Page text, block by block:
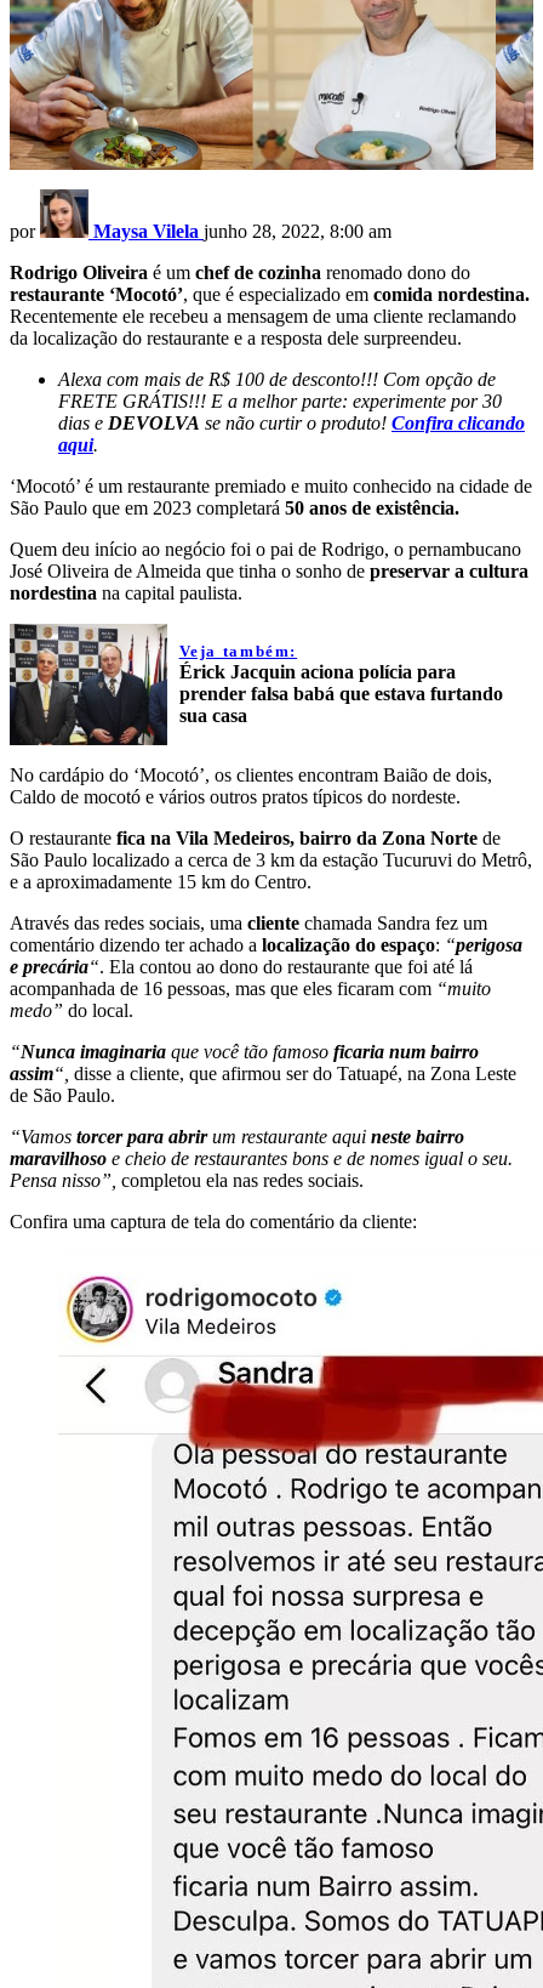
por Maysa Vilela junho 28, 2022, 8:00 am
Rodrigo Oliveira é um chef de cozinha renomado dono do
restaurante ‘Mocotó’, que é especializado em comida nordestina.
Recentemente ele recebeu a mensagem de uma cliente reclamando
da localização do restaurante e a resposta dele surpreendeu.
Alexa com mais de R$ 100 de desconto!!! Com opção de
FRETE GRÁTIS!!! E a melhor parte: experimente por 30
dias e DEVOLVA se não curtir o produto! Confira clicando
aqui.
‘Mocotó’ é um restaurante premiado e muito conhecido na cidade de
São Paulo que em 2023 completará 50 anos de existência.
Quem deu início ao negócio foi o pai de Rodrigo, o pernambucano
José Oliveira de Almeida que tinha o sonho de preservar a cultura
nordestina na capital paulista.
Veja também:
Érick Jacquin aciona polícia para
prender falsa babá que estava furtando
sua casa
No cardápio do ‘Mocotó’, os clientes encontram Baião de dois,
Caldo de mocotó e vários outros pratos típicos do nordeste.
O restaurante fica na Vila Medeiros, bairro da Zona Norte de
São Paulo localizado a cerca de 3 km da estação Tucuruvi do Metrô,
e a aproximadamente 15 km do Centro.
Através das redes sociais, uma cliente chamada Sandra fez um
comentário dizendo ter achado a localização do espaço: “perigosa
e precária“. Ela contou ao dono do restaurante que foi até lá
acompanhada de 16 pessoas, mas que eles ficaram com “muito
medo” do local.
“Nunca imaginaria que você tão famoso ficaria num bairro
assim“, disse a cliente, que afirmou ser do Tatuapé, na Zona Leste
de São Paulo.
“Vamos torcer para abrirum restaurante aqui neste bairro
maravilhoso e cheio de restaurantes bons e de nomes igual o seu.
Pensa nisso”, completou ela nas redes sociais.
Confira uma captura de tela do comentário da cliente: